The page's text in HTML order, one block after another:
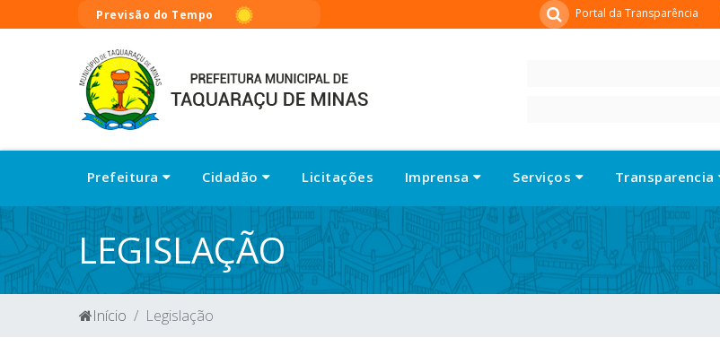
Previsão do Tempo Portal da Transparência
Prefeitura Cidadão Licitações Imprensa Serviços Transparencia
LEGISLAÇÃO
Início Legislação